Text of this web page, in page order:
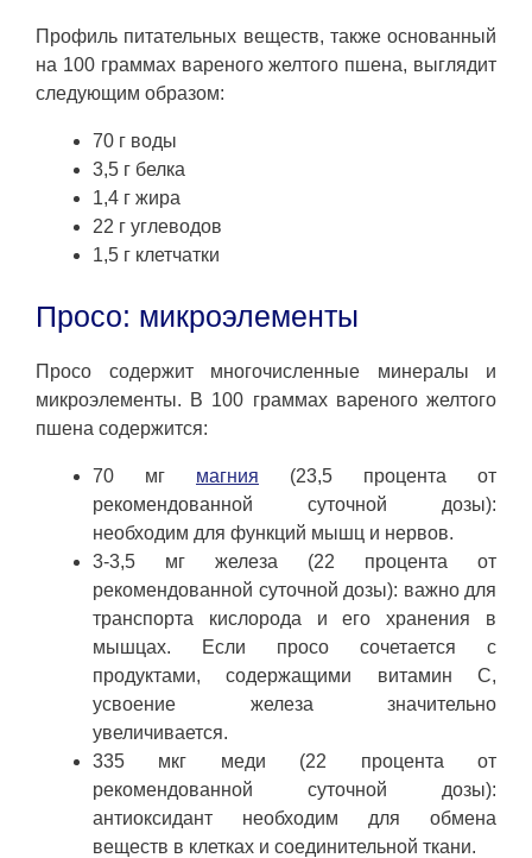
Профиль питательных веществ, также основанный
на 100 граммах вареного желтого пшена, выглядит
следующим образом:
70 г воды
3,5 г белка
1,4 г жира
22 г углеводов
1,5 г клетчатки
Просо: микроэлементы
Просо содержит многочисленные минералы и
микроэлементы. В 100 граммах вареного желтого
пшена содержится:
70 мг магния (23,5 процента от
рекомендованной суточной дозы):
необходим для функций мышц и нервов.
3-3,5 мг железа (22 процента от
рекомендованной суточной дозы): важно для
транспорта кислорода и его хранения в
мышцах. Если просо сочетается с
продуктами, содержащими витамин С,
усвоение железа значительно
увеличивается.
335 мкг меди (22 процента от
рекомендованной суточной дозы):
антиоксидант необходим для обмена
веществ в клетках и соединительной ткани.